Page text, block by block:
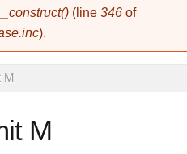
(line 346 of
).
M
M